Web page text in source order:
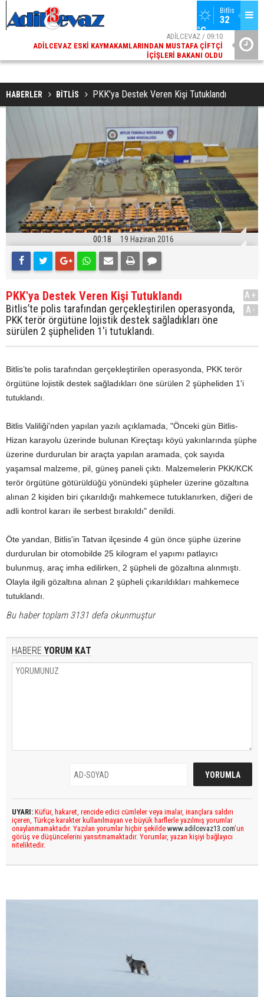
Bitlis
32
°C
ADİLCEVAZ / 09:10
ADILCEVAZ ESKI KAYMAKAMLARINDAN MUSTAFA ÇIFTÇI
İÇIŞLERI BAKANI OLDU
HABERLER BİTLİS PKK'ya Destek Veren Kişi Tutuklandı
00:18 19 Haziran 2016
PKK'ya Destek Veren Kişi Tutuklandı
Bitlis’te polis tarafından gerçekleştirilen operasyonda,
PKK terör örgütüne lojistik destek sağladıkları öne
sürülen 2 şüpheliden 1'i tutuklandı.
A+
A-
Bitlis’te polis tarafından gerçekleştirilen operasyonda, PKK terör
örgütüne lojistik destek sağladıkları öne sürülen 2 şüpheliden 1'i
tutuklandı.
Bitlis Valiliği'nden yapılan yazılı açıklamada, "Önceki gün Bitlis-
Hizan karayolu üzerinde bulunan Kireçtaşı köyü yakınlarında şüphe
üzerine durdurulan bir araçta yapılan aramada, çok sayıda
yaşamsal malzeme, pil, güneş paneli çıktı. Malzemelerin PKK/KCK
terör örgütüne götürüldüğü yönündeki şüpheler üzerine gözaltına
alınan 2 kişiden biri çıkarıldığı mahkemece tutuklanırken, diğeri de
adli kontrol kararı ile serbest bırakıldı" denildi.
Öte yandan, Bitlis'in Tatvan ilçesinde 4 gün önce şüphe üzerine
durdurulan bir otomobilde 25 kilogram el yapımı patlayıcı
bulunmuş, araç imha edilirken, 2 şüpheli de gözaltına alınmıştı.
Olayla ilgili gözaltına alınan 2 şüpheli çıkarıldıkları mahkemece
tutuklandı.
Bu haber toplam 3131 defa okunmuştur
HABERE YORUM KAT
UYARI: Küfür, hakaret, rencide edici cümleler veya imalar, inançlara saldırı
içeren, Türkçe karakter kullanılmayan ve büyük harflerle yazılmış yorumlar
onaylanmamaktadır. Yazılan yorumlar hiçbir şekilde www.adilcevaz13.com’un
görüş ve düşüncelerini yansıtmamaktadır. Yorumlar, yazan kişiyi bağlayıcı
niteliktedir.